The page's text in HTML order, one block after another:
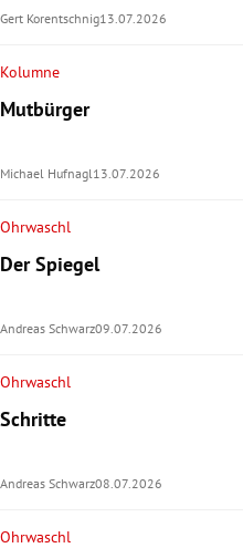
Gert Korentschnig13.07.2026
Kolumne
Mutbürger
Michael Hufnagl 13.07.2026
Ohrwaschl
Der Spiegel
Andreas Schwarz09.07.2026
Ohrwaschl
Schritte
Andreas Schwarz08.07.2026
Ohrwaschl